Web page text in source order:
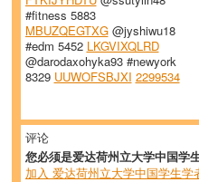
#fitness 5883
MBUZQEGTXG@jyshiwu18
#edm 5452 LKGVIXQLRD
@darodaxohyka93 #newyork
8329 UUWOFSBJXI 2299534
评论
您必须是爱达荷州立大学中国学
加入 爱达荷州立大学中国学生学